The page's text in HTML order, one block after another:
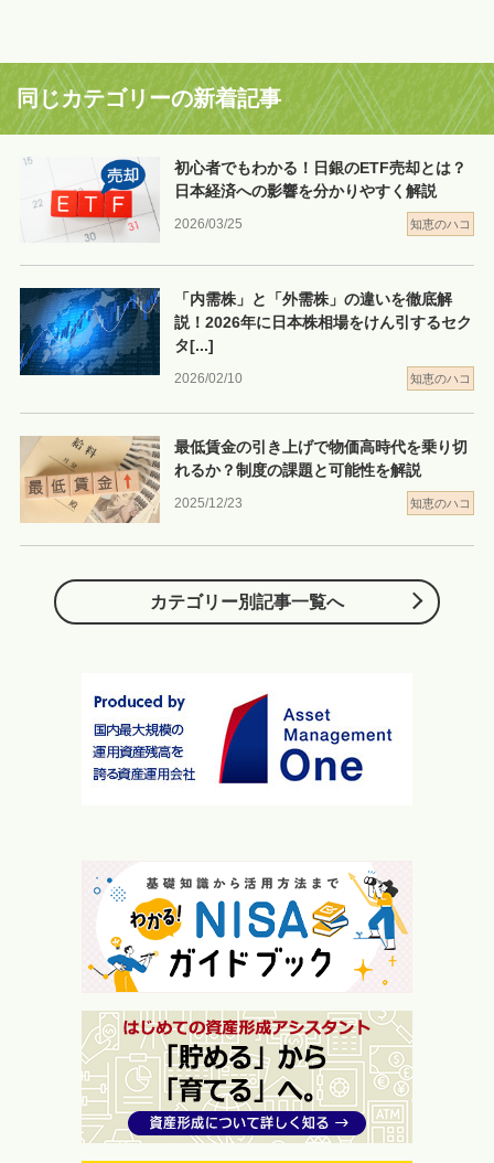
同じカテゴリーの新着記事
2026/03/25 知恵のハコ
初心者でもわかる！日銀のETF売却とは？
日本経済への影響を分かりやすく解説
2026/02/10 知恵のハコ
「内需株」と「外需株」の違いを徹底解
説！2026年に日本株相場をけん引するセク
タ[...]
2025/12/23 知恵のハコ
最低賃金の引き上げで物価高時代を乗り切
れるか？制度の課題と可能性を解説
カテゴリー別記事一覧へ